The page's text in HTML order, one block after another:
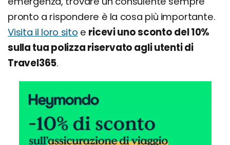
pronto a rispondere è la cosa più importante.
Visita il loro sito e ricevi uno sconto del 10%
sulla tua polizza riservato agli utenti di
Travel365.